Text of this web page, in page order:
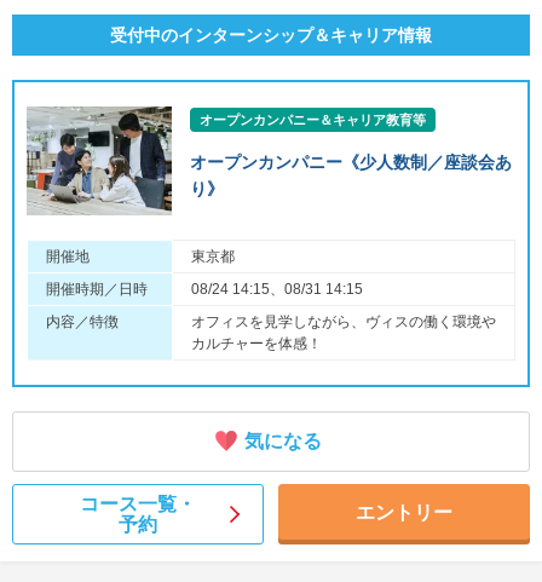
受付中のインターンシップ＆キャリア情報
オープンカンパニー＆キャリア教育等
オープンカンパニー《少人数制／座談会あ
り》
開催地
東京都
開催時期／日時
08/24 14:15、08/31 14:15
内容／特徴
オフィスを見学しながら、ヴィスの働く環境や
カルチャーを体感！
気になる
コース一覧・
予約
エントリー